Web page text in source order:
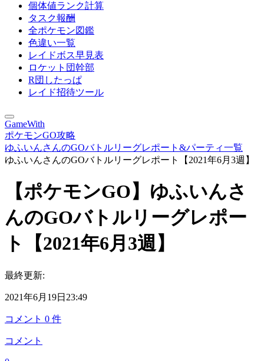
個体値ランク計算
タスク報酬
全ポケモン図鑑
色違い一覧
レイドボス早見表
ロケット団幹部
R団したっぱ
レイド招待ツール
GameWith
ポケモンGO攻略
ゆふいんさんのGOバトルリーグレポート&パーティ一覧
ゆふいんさんのGOバトルリーグレポート【2021年6月3週】
【ポケモンGO】ゆふいんさ
んのGOバトルリーグレポー
ト【2021年6月3週】
最終更新:
2021年6月19日23:49
コメント 0 件
コメント